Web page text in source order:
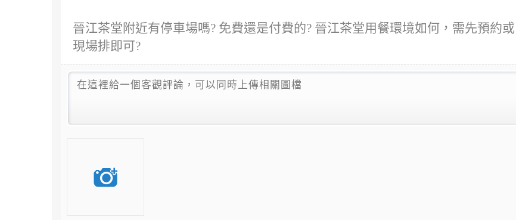
晉江茶堂附近有停車場嗎? 免費還是付費的? 晉江茶堂用餐環境如何，需先預約或
現場排即可?